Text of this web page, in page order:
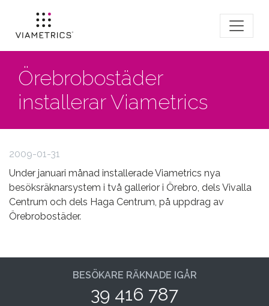
Örebrobostäder
installerar Viametrics
2009-01-31
Under januari månad installerade Viametrics nya
besöksräknarsystem i två gallerior i Örebro, dels Vivalla
Centrum och dels Haga Centrum, på uppdrag av
Örebrobostäder.
BESÖKARE RÄKNADE IGÅR
39 416 787